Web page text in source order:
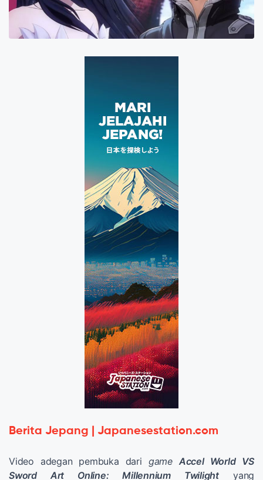
Berita Jepang | Japanesestation.com
Video adegan pembuka dari game Accel World VS
Sword Art Online: Millennium Twilightyang